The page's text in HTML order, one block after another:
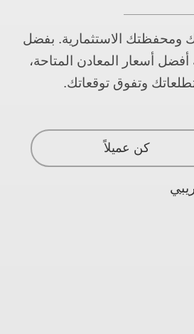
ومحفظتك الاستثمارية. بفضل
أفضل أسعار المعادن المتاحة،
وتفوق توقعاتك.
كن عميلاً